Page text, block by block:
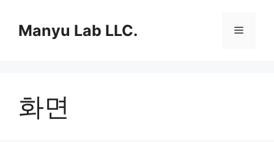
Manyu Lab LLC. 메
화면